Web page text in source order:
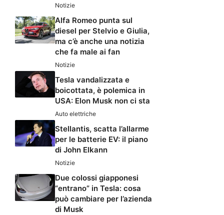
Notizie
Alfa Romeo punta sul
diesel per Stelvio e Giulia,
ma c’è anche una notizia
che fa male ai fan
Notizie
Tesla vandalizzata e
boicottata, è polemica in
USA: Elon Musk non ci sta
Auto elettriche
Stellantis, scatta l’allarme
per le batterie EV: il piano
di John Elkann
Notizie
Due colossi giapponesi
“entrano” in Tesla: cosa
può cambiare per l’azienda
di Musk